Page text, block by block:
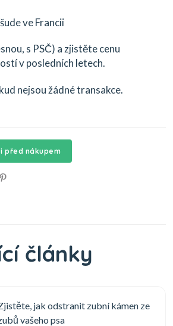
ve Francii
s PSČ) a zjistěte cenu
v posledních letech.
nejsou žádné transakce.
před nákupem
články
jak odstranit zubní kámen ze
vašeho psa